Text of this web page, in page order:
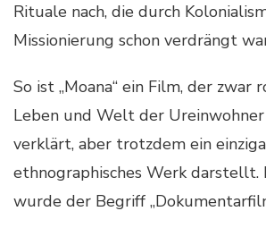
Rituale nach, die durch
Missionierung schon verdrängt
So ist „Moana“ ein Film, der zwar
Leben und Welt der Ureinwohner
verklärt, aber trotzdem ein
ethnographisches Werk darstellt.
wurde der Begriff